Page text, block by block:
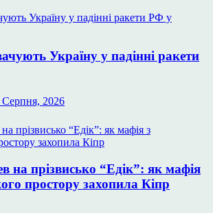
Україну у падінні ракети
Серпня, 2026
на прізвисько “Едік”: як мафія
простору захопила Кіпр